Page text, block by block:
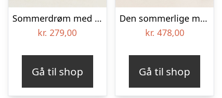
Sommerdrøm med marcipanhjerter
kr. 279,00
Gå til shop
Den sommerlige med OddBird Spumante, alkoholfri
kr. 478,00
Gå til shop